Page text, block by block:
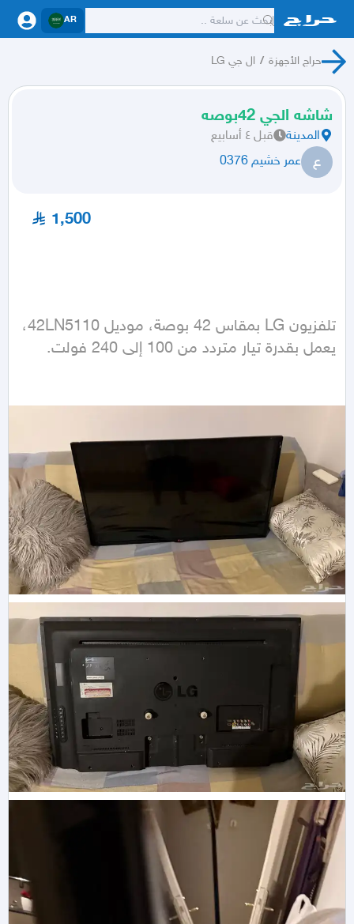
AR
حراج الأجهزة / ال جي LG
شاشه الجي 42بوصه
المدينة قبل ٤ أسابيع
ع عمر خشيم 0376
1,500
يعمل بقدرة تيار متردد من 100 إلى 240 فولت.